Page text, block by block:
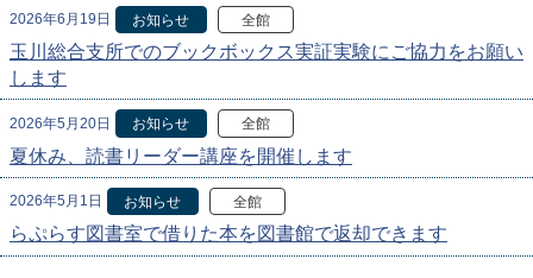
2026年6月19日 お知らせ 全館
玉川総合支所でのブックボックス実証実験にご協力をお願い
します
2026年5月20日 お知らせ 全館
夏休み、読書リーダー講座を開催します
2026年5月1日 お知らせ 全館
らぷらす図書室で借りた本を図書館で返却できます